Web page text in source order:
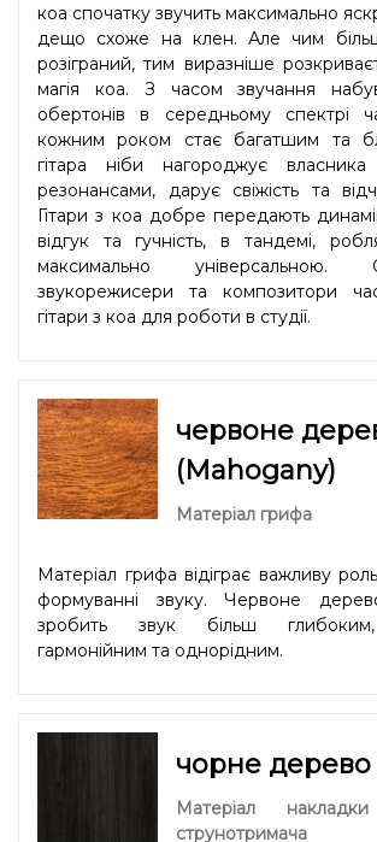
коа спочатку звучить максимально
дещо схоже на клен. Але чим
розіграний, тим виразніше
магія коа. З часом звучання
обертонів в середньому спектрі
кожним роком стає багатшим та
гітара ніби нагороджує
резонансами, дарує свіжість та
Гітари з коа добре передають
відгук та гучність, в тандемі,
максимально
звукорежисери та композитори
гітари з коа для роботи в студії.
червоне
(Mahogany)
Матеріал грифа
Матеріал грифа відіграє важливу
формуванні звуку. Червоне
зробить звук більш
гармонійним та однорідним.
чорне дерево
Матеріал
струнотримача